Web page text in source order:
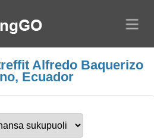
Alfredo Baquerizo
Ecuador